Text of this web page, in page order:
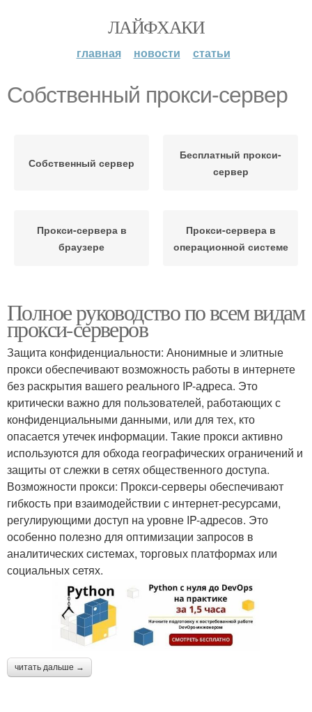
ЛАЙФХАКИ
главная новости статьи
Собственный прокси-сервер
Собственный сервер
Бесплатный прокси-
сервер
Прокси-сервера в
браузере
Прокси-сервера в
операционной системе
Полное руководство по всем видам
прокси-серверов
Защита конфиденциальности: Анонимные и элитные
прокси обеспечивают возможность работы в интернете
без раскрытия вашего реального IP-адреса. Это
критически важно для пользователей, работающих с
конфиденциальными данными, или для тех, кто
опасается утечек информации. Такие прокси активно
используются для обхода географических ограничений и
защиты от слежки в сетях общественного доступа.
Возможности прокси: Прокси-серверы обеспечивают
гибкость при взаимодействии с интернет-ресурсами,
регулирующими доступ на уровне IP-адресов. Это
особенно полезно для оптимизации запросов в
аналитических системах, торговых платформах или
социальных сетях.
читать дальше →